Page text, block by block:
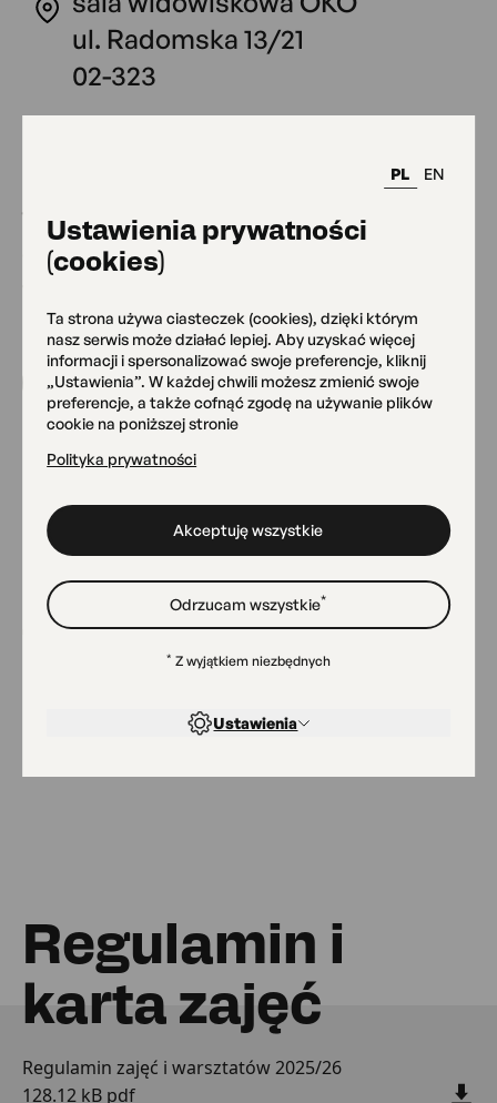
PL EN
Ustawienia prywatności
(cookies)
Ta strona używa ciasteczek (cookies), dzięki którym
nasz serwis może działać lepiej. Aby uzyskać więcej
informacji i spersonalizować swoje preferencje, kliknij
„Ustawienia”. W każdej chwili możesz zmienić swoje
preferencje, a także cofnąć zgodę na używanie plików
cookie na poniższej stronie
Polityka prywatności
Akceptuję wszystkie
Odrzucam wszystkie*
Ustawienia
* Z wyjątkiem niezbędnych
ul. Radomska 13/21
02-323
tel: 512 451 854
e-mail:
Zapisz się od 180 zł
Zajęcia prowadzi:
Regulamin i
karta zajęć
Regulamin zajęć i warsztatów 2025/26
128.12 kB pdf